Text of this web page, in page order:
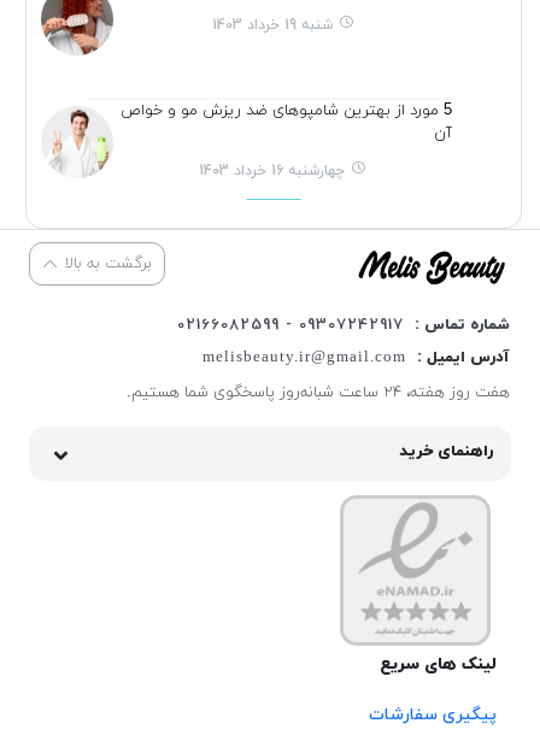
شنبه 19 خرداد 1403
5 مورد از بهترین شامپوهای ضد ریزش مو و خواص
آن
چهارشنبه 16 خرداد 1403
برگشت به بالا
شماره تماس :
09307242917 - 02166082599
آدرس ایمیل :
melisbeauty.ir@gmail.com
هفت روز هفته، ۲۴ ساعت شبانه‌روز پاسخگوی شما هستیم.
راهنمای خرید
لینک های سریع
پیگیری سفارشات